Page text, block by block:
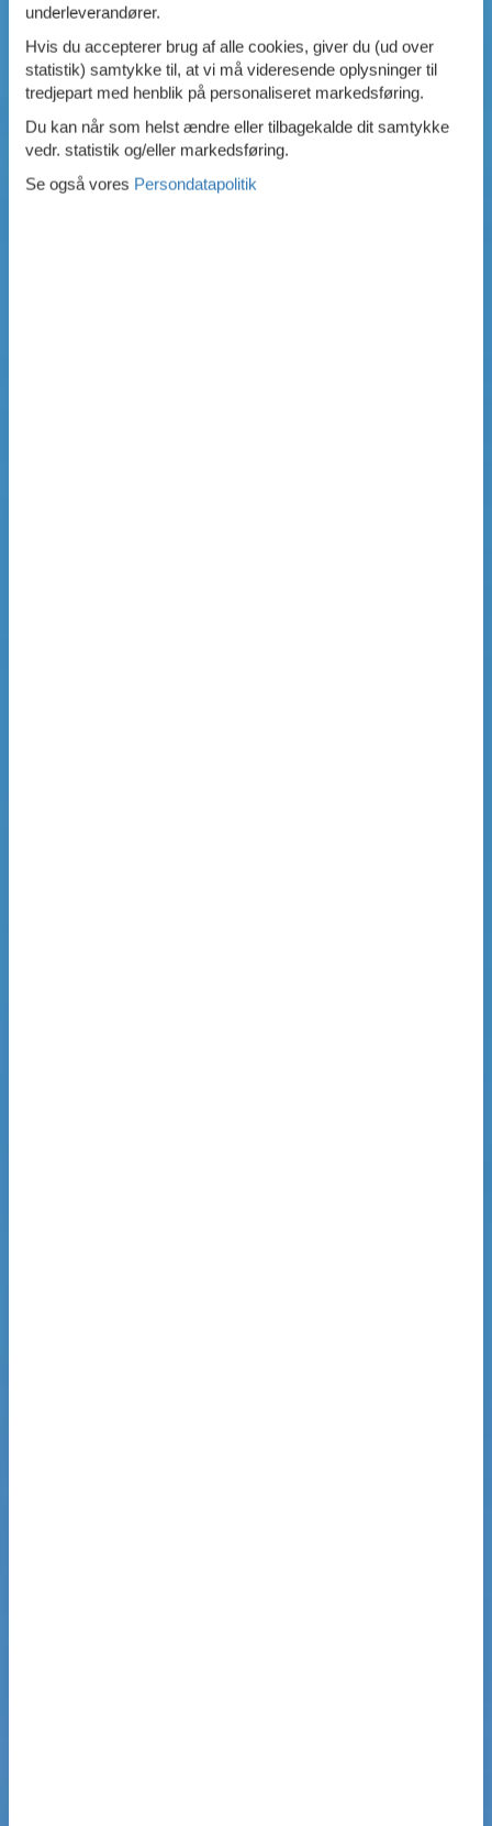
underleverandører.
Hvis du accepterer brug af alle cookies, giver du (ud over
statistik) samtykke til, at vi må videresende oplysninger til
tredjepart med henblik på personaliseret markedsføring.
Du kan når som helst ændre eller tilbagekalde dit samtykke
vedr. statistik og/eller markedsføring.
Se også vores Persondatapolitik